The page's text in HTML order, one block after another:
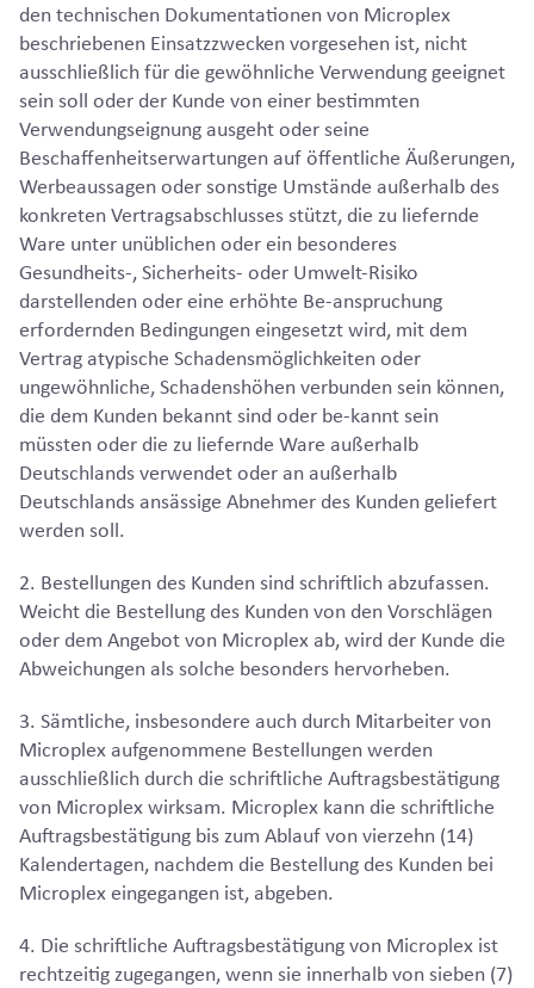
den technischen Dokumentationen von Microplex
beschriebenen Einsatzzwecken vorgesehen ist, nicht
ausschließlich für die gewöhnliche Verwendung geeignet
sein soll oder der Kunde von einer bestimmten
Verwendungseignung ausgeht oder seine
Beschaffenheitserwartungen auf öffentliche Äußerungen,
Werbeaussagen oder sonstige Umstände außerhalb des
konkreten Vertragsabschlusses stützt, die zu liefernde
Ware unter unüblichen oder ein besonderes
Gesundheits-, Sicherheits- oder Umwelt-Risiko
darstellenden oder eine erhöhte Be-anspruchung
erfordernden Bedingungen eingesetzt wird, mit dem
Vertrag atypische Schadensmöglichkeiten oder
ungewöhnliche, Schadenshöhen verbunden sein können,
die dem Kunden bekannt sind oder be-kannt sein
müssten oder die zu liefernde Ware außerhalb
Deutschlands verwendet oder an außerhalb
Deutschlands ansässige Abnehmer des Kunden geliefert
werden soll.
2. Bestellungen des Kunden sind schriftlich abzufassen.
Weicht die Bestellung des Kunden von den Vorschlägen
oder dem Angebot von Microplex ab, wird der Kunde die
Abweichungen als solche besonders hervorheben.
3. Sämtliche, insbesondere auch durch Mitarbeiter von
Microplex aufgenommene Bestellungen werden
ausschließlich durch die schriftliche Auftragsbestätigung
von Microplex wirksam. Microplex kann die schriftliche
Auftragsbestätigung bis zum Ablauf von vierzehn (14)
Kalendertagen, nachdem die Bestellung des Kunden bei
Microplex eingegangen ist, abgeben.
4. Die schriftliche Auftragsbestätigung von Microplex ist
rechtzeitig zugegangen, wenn sie innerhalb von sieben (7)